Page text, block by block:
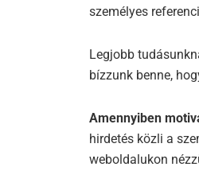
személyes
Legjobb
bízzunk benne,
Amennyiben
hirdetés közli a
weboldalukon